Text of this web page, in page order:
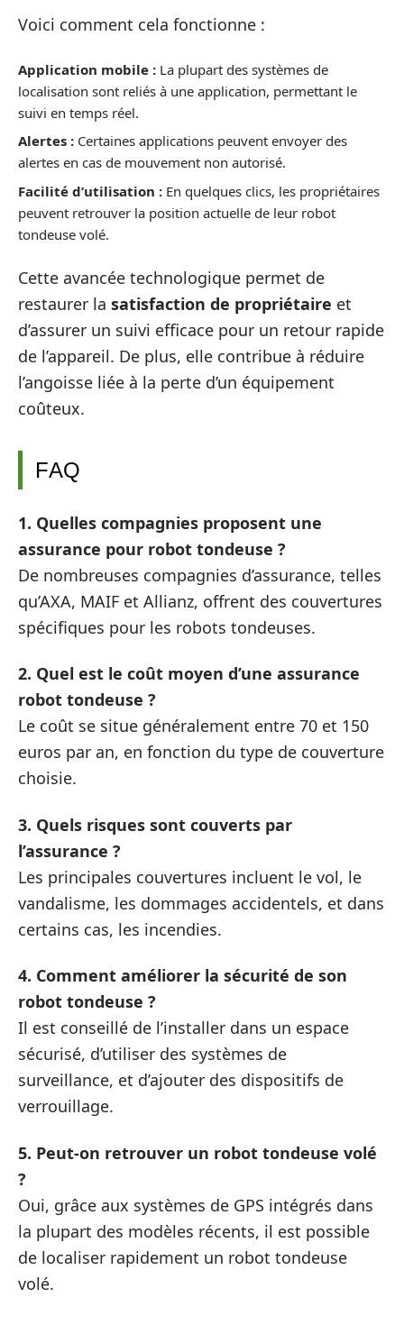
Voici comment cela fonctionne :
Application mobile : La plupart des systèmes de
localisation sont reliés à une application, permettant le
suivi en temps réel.
Alertes : Certaines applications peuvent envoyer des
alertes en cas de mouvement non autorisé.
Facilité d’utilisation : En quelques clics, les propriétaires
peuvent retrouver la position actuelle de leur robot
tondeuse volé.
Cette avancée technologique permet de
restaurer la satisfaction de propriétaire et
d’assurer un suivi efficace pour un retour rapide
de l’appareil. De plus, elle contribue à réduire
l’angoisse liée à la perte d’un équipement
coûteux.
FAQ
1. Quelles compagnies proposent une
assurance pour robot tondeuse ?
De nombreuses compagnies d’assurance, telles
qu’AXA, MAIF et Allianz, offrent des couvertures
spécifiques pour les robots tondeuses.
2. Quel est le coût moyen d’une assurance
robot tondeuse ?
Le coût se situe généralement entre 70 et 150
euros par an, en fonction du type de couverture
choisie.
3. Quels risques sont couverts par
l’assurance ?
Les principales couvertures incluent le vol, le
vandalisme, les dommages accidentels, et dans
certains cas, les incendies.
4. Comment améliorer la sécurité de son
robot tondeuse ?
Il est conseillé de l’installer dans un espace
sécurisé, d’utiliser des systèmes de
surveillance, et d’ajouter des dispositifs de
verrouillage.
5. Peut-on retrouver un robot tondeuse volé
?
Oui, grâce aux systèmes de GPS intégrés dans
la plupart des modèles récents, il est possible
de localiser rapidement un robot tondeuse
volé.